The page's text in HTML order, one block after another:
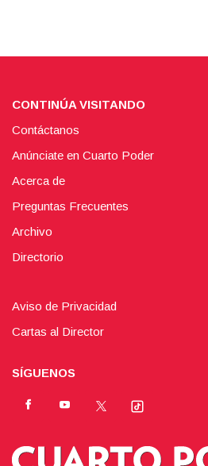
CONTINÚA VISITANDO
Contáctanos
Anúnciate en Cuarto Poder
Acerca de
Preguntas Frecuentes
Archivo
Directorio
Aviso de Privacidad
Cartas al Director
SÍGUENOS